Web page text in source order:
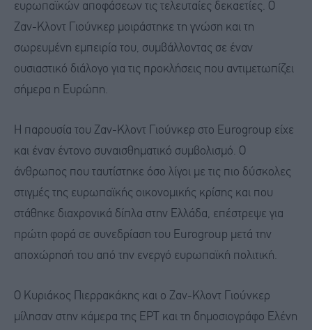
ευρωπαϊκών αποφάσεων τις τελευταίες δεκαετίες. Ο
Ζαν-Κλοντ Γιούνκερ μοιράστηκε τη γνώση και τη
σωρευμένη εμπειρία του, συμβάλλοντας σε έναν
ουσιαστικό διάλογο για τις προκλήσεις που αντιμετωπίζει
σήμερα η Ευρώπη.
Η παρουσία του Ζαν-Κλοντ Γιούνκερ στο Eurogroup είχε
και έναν έντονο συναισθηματικό συμβολισμό. Ο
άνθρωπος που ταυτίστηκε όσο λίγοι με τις πιο δύσκολες
στιγμές της ευρωπαϊκής οικονομικής κρίσης και που
στάθηκε διαχρονικά δίπλα στην Ελλάδα, επέστρεψε για
πρώτη φορά σε συνεδρίαση του Eurogroup μετά την
αποχώρησή του από την ενεργό ευρωπαϊκή πολιτική.
Ο Κυριάκος Πιερρακάκης και ο Ζαν-Κλοντ Γιούνκερ
μίλησαν στην κάμερα της ΕΡΤ και τη δημοσιογράφο Ελένη